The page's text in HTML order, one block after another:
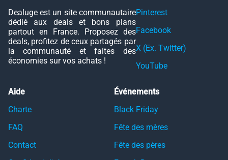
Dealuge est un site communautaire
dédié aux deals et bons plans
partout en France. Proposez des
deals, profitez de ceux partagés par
la communauté et faites des
économies sur vos achats !
Pinterest
Facebook
X (Ex. Twitter)
YouTube
Aide
Charte
FAQ
Contact
Événements
Black Friday
Fête des mères
Fête des pères